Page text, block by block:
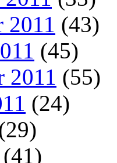
2011 (43)
(45)
2011 (55)
(24)
(41)